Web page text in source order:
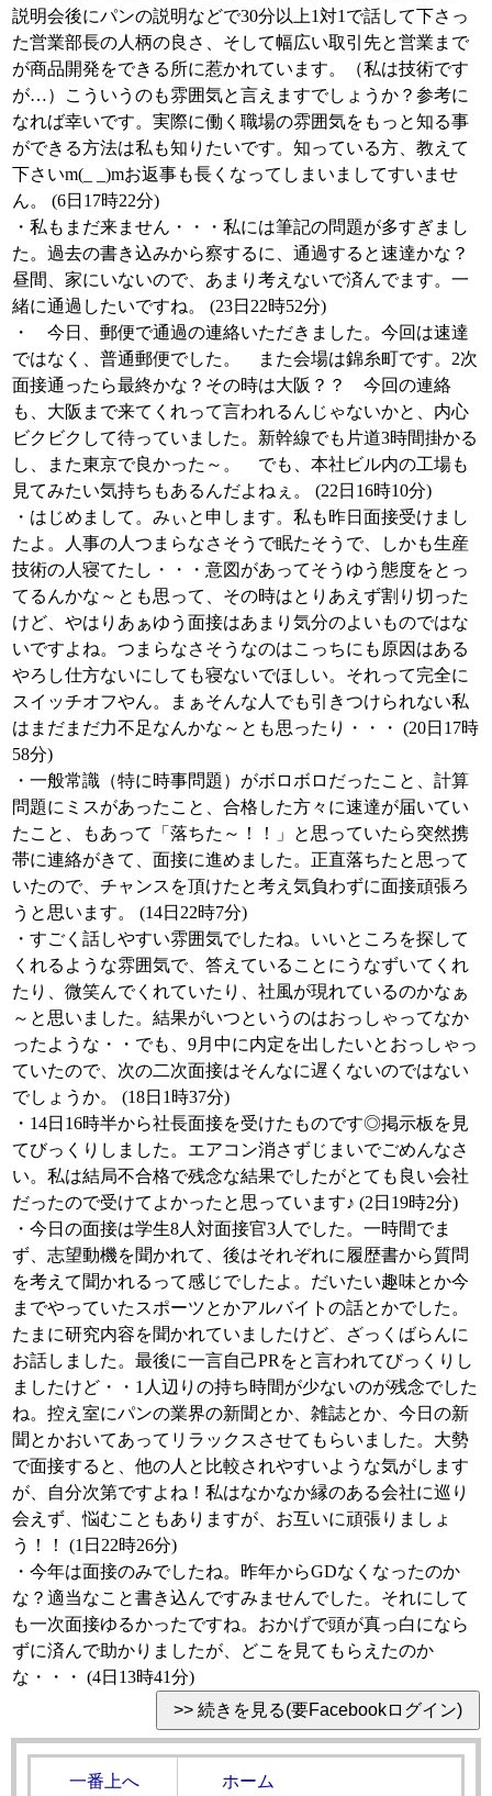
説明会後にパンの説明などで30分以上1対1で話して下さっ
た営業部長の人柄の良さ、そして幅広い取引先と営業まで
が商品開発をできる所に惹かれています。（私は技術です
が…）こういうのも雰囲気と言えますでしょうか？参考に
なれば幸いです。実際に働く職場の雰囲気をもっと知る事
ができる方法は私も知りたいです。知っている方、教えて
下さいm(_ _)mお返事も長くなってしまいましてすいませ
ん。 (6日17時22分)
・私もまだ来ません・・・私には筆記の問題が多すぎまし
た。過去の書き込みから察するに、通過すると速達かな？
昼間、家にいないので、あまり考えないで済んでます。一
緒に通過したいですね。 (23日22時52分)
・ 今日、郵便で通過の連絡いただきました。今回は速達
ではなく、普通郵便でした。 また会場は錦糸町です。2次
面接通ったら最終かな？その時は大阪？？ 今回の連絡
も、大阪まで来てくれって言われるんじゃないかと、内心
ビクビクして待っていました。新幹線でも片道3時間掛かる
し、また東京で良かった～。 でも、本社ビル内の工場も
見てみたい気持ちもあるんだよねぇ。 (22日16時10分)
・はじめまして。みぃと申します。私も昨日面接受けまし
たよ。人事の人つまらなさそうで眠たそうで、しかも生産
技術の人寝てたし・・・意図があってそうゆう態度をとっ
てるんかな～とも思って、その時はとりあえず割り切った
けど、やはりあぁゆう面接はあまり気分のよいものではな
いですよね。つまらなさそうなのはこっちにも原因はある
やろし仕方ないにしても寝ないでほしい。それって完全に
スイッチオフやん。まぁそんな人でも引きつけられない私
はまだまだ力不足なんかな～とも思ったり・・・ (20日17時
58分)
・一般常識（特に時事問題）がボロボロだったこと、計算
問題にミスがあったこと、合格した方々に速達が届いてい
たこと、もあって「落ちた～！！」と思っていたら突然携
帯に連絡がきて、面接に進めました。正直落ちたと思って
いたので、チャンスを頂けたと考え気負わずに面接頑張ろ
うと思います。 (14日22時7分)
・すごく話しやすい雰囲気でしたね。いいところを探して
くれるような雰囲気で、答えていることにうなずいてくれ
たり、微笑んでくれていたり、社風が現れているのかなぁ
～と思いました。結果がいつというのはおっしゃってなか
ったような・・でも、9月中に内定を出したいとおっしゃっ
ていたので、次の二次面接はそんなに遅くないのではない
でしょうか。 (18日1時37分)
・14日16時半から社長面接を受けたものです◎掲示板を見
てびっくりしました。エアコン消さずじまいでごめんなさ
い。私は結局不合格で残念な結果でしたがとても良い会社
だったので受けてよかったと思っています♪ (2日19時2分)
・今日の面接は学生8人対面接官3人でした。一時間でま
ず、志望動機を聞かれて、後はそれぞれに履歴書から質問
を考えて聞かれるって感じでしたよ。だいたい趣味とか今
までやっていたスポーツとかアルバイトの話とかでした。
たまに研究内容を聞かれていましたけど、ざっくばらんに
お話しました。最後に一言自己PRをと言われてびっくりし
ましたけど・・1人辺りの持ち時間が少ないのが残念でした
ね。控え室にパンの業界の新聞とか、雑誌とか、今日の新
聞とかおいてあってリラックスさせてもらいました。大勢
で面接すると、他の人と比較されやすいような気がします
が、自分次第ですよね！私はなかなか縁のある会社に巡り
会えず、悩むこともありますが、お互いに頑張りましょ
う！！ (1日22時26分)
・今年は面接のみでしたね。昨年からGDなくなったのか
な？適当なこと書き込んですみませんでした。それにして
も一次面接ゆるかったですね。おかげで頭が真っ白になら
ずに済んで助かりましたが、どこを見てもらえたのか
な・・・ (4日13時41分)
一番上へ ホーム